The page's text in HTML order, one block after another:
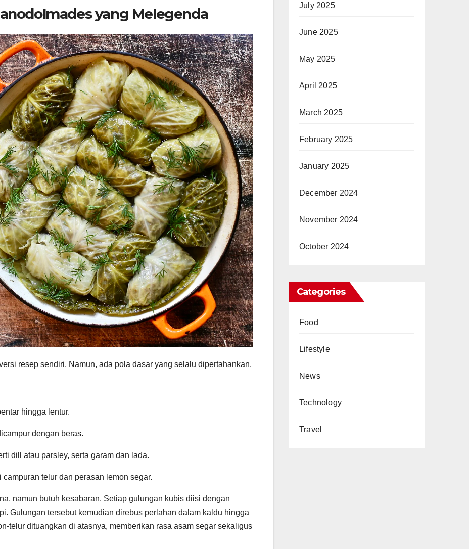
yang Melegenda
resep sendiri. Namun, ada pola dasar yang selalu dipertahankan.
hingga lentur.
dengan beras.
dill atau parsley, serta garam dan lada.
campuran telur dan perasan lemon segar.
namun butuh kesabaran. Setiap gulungan kubis diisi dengan
Gulungan tersebut kemudian direbus perlahan dalam kaldu hingga
telur dituangkan di atasnya, memberikan rasa asam segar sekaligus
July 2025
June 2025
May 2025
April 2025
March 2025
February 2025
January 2025
December 2024
November 2024
October 2024
Categories
Food
Lifestyle
News
Technology
Travel